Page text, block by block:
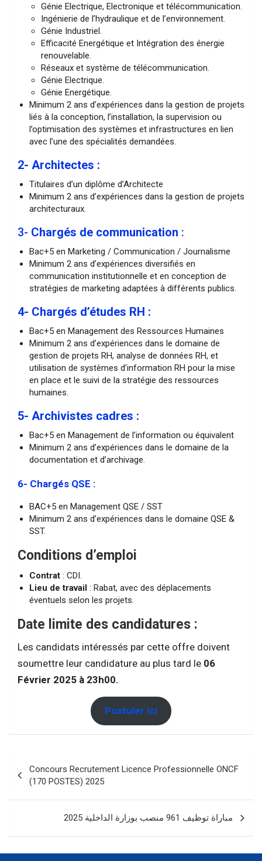
Génie Electrique, Electronique et télécommunication.
Ingénierie de l’hydraulique et de l’environnement.
Génie Industriel.
Efficacité Energétique et Intégration des énergie
renouvelable.
Réseaux et système de télécommunication.
Génie Electrique.
Génie Energétique.
Minimum 2 ans d’expériences dans la gestion de projets
liés à la conception, l’installation, la supervision ou
l’optimisation des systèmes et infrastructures en lien
avec l’une des spécialités demandées.
2- Architectes :
Titulaires d’un diplôme d’Architecte
Minimum 2 ans d’expériences dans la gestion de projets
architecturaux.
3- Chargés de communication :
Bac+5 en Marketing / Communication / Journalisme
Minimum 2 ans d’expériences diversifiés en
communication institutionnelle et en conception de
stratégies de marketing adaptées à différents publics.
4- Chargés d’études RH :
Bac+5 en Management des Ressources Humaines
Minimum 2 ans d’expériences dans le domaine de
gestion de projets RH, analyse de données RH, et
utilisation de systèmes d’information RH pour la mise
en place et le suivi de la stratégie des ressources
humaines.
5- Archivistes cadres :
Bac+5 en Management de l’information ou équivalent
Minimum 2 ans d’expériences dans le domaine de la
documentation et d’archivage.
6- Chargés QSE :
BAC+5 en Management QSE / SST
Minimum 2 ans d’expériences dans le domaine QSE &
SST.
Conditions d’emploi
Contrat : CDI.
Lieu de travail : Rabat, avec des déplacements
éventuels selon les projets.
Date limite des candidatures :
Les candidats intéressés par cette offre doivent
soumettre leur candidature au plus tard le 06
Février 2025 à 23h00.
Postuler ici
de
l’article
Concours Recrutement Licence Professionnelle ONCF
(170 POSTES) 2025
مباراة توظيف 961 منصب بوزارة الداخلية 2025